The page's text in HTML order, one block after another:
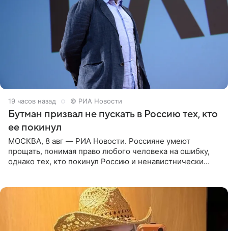
19 часов назад © РИА Новости
Бутман призвал не пускать в Россию тех, кто
ее покинул
МОСКВА, 8 авг — РИА Новости. Россияне умеют
прощать, понимая право любого человека на ошибку,
однако тех, кто покинул Россию и ненавистнически